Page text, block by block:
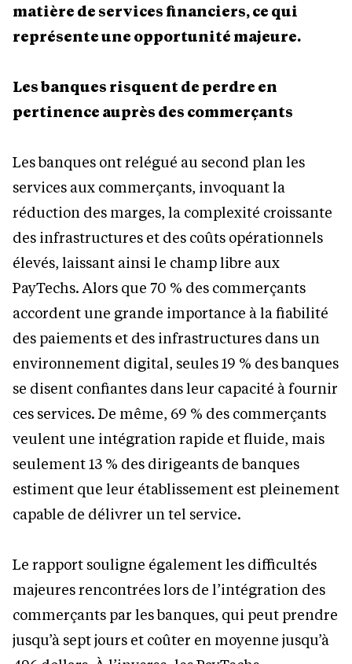
matière de services financiers, ce qui
représente une opportunité majeure.
Les banques risquent de perdre en
pertinence auprès des commerçants
Les banques ont relégué au second plan les
services aux commerçants, invoquant la
réduction des marges, la complexité croissante
des infrastructures et des coûts opérationnels
élevés, laissant ainsi le champ libre aux
PayTechs. Alors que 70 % des commerçants
accordent une grande importance à la fiabilité
des paiements et des infrastructures dans un
environnement digital, seules 19 % des banques
se disent confiantes dans leur capacité à fournir
ces services. De même, 69 % des commerçants
veulent une intégration rapide et fluide, mais
seulement 13 % des dirigeants de banques
estiment que leur établissement est pleinement
capable de délivrer un tel service.
Le rapport souligne également les difficultés
majeures rencontrées lors de l’intégration des
commerçants par les banques, qui peut prendre
jusqu’à sept jours et coûter en moyenne jusqu’à